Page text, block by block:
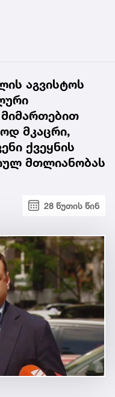
აგვისტოს
მკაცრი,
ქვეყნის
მთლიანობას
28 წუთის წინ